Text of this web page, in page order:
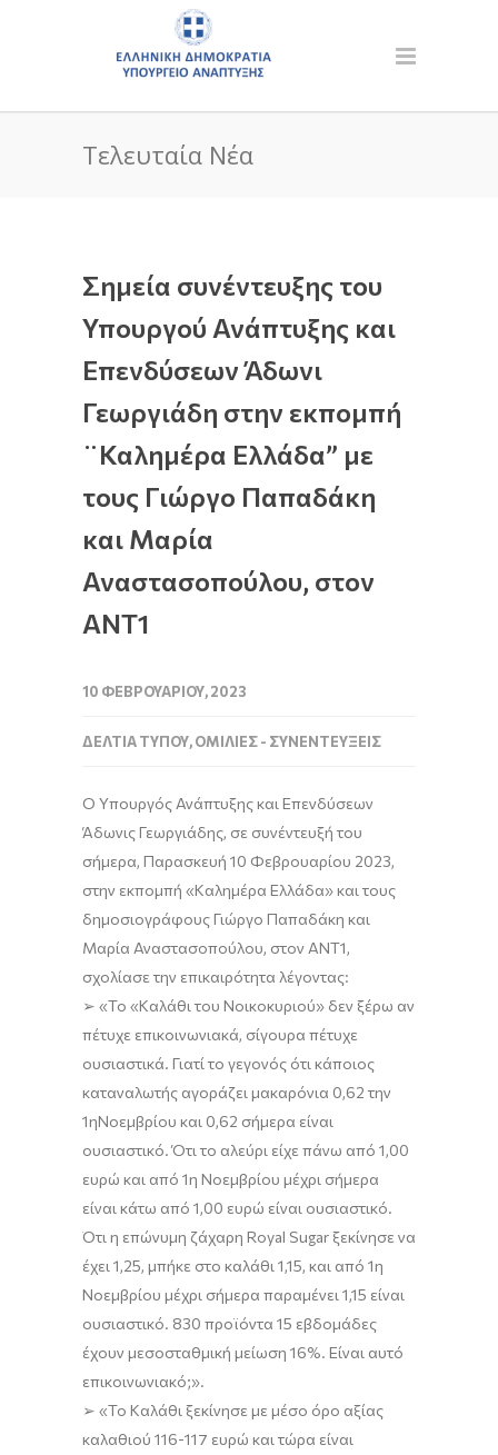
Τελευταία Νέα
Σημεία συνέντευξης του
Υπουργού Ανάπτυξης και
Επενδύσεων Άδωνι
Γεωργιάδη στην εκπομπή
¨Καλημέρα Ελλάδα” με
τους Γιώργο Παπαδάκη
και Μαρία
Αναστασοπούλου, στον
ΑΝΤ1
10 ΦΕΒΡΟΥΑΡΊΟΥ, 2023
ΔΕΛΤΊΑ ΤΎΠΟΥ,ΟΜΙΛΊΕΣ - ΣΥΝΕΝΤΕΎΞΕΙΣ
Ο Υπουργός Ανάπτυξης και Επενδύσεων
Άδωνις Γεωργιάδης, σε συνέντευξή του
σήμερα, Παρασκευή 10 Φεβρουαρίου 2023,
στην εκπομπή «Καλημέρα Ελλάδα» και τους
δημοσιογράφουςΓιώργο Παπαδάκη και
Μαρία Αναστασοπούλου, στον ΑΝΤ1,
σχολίασε την επικαιρότητα λέγοντας:
➢ «Το «Καλάθι του Νοικοκυριού» δεν ξέρω αν
πέτυχε επικοινωνιακά, σίγουρα πέτυχε
ουσιαστικά. Γιατί το γεγονός ότι κάποιος
καταναλωτής αγοράζει μακαρόνια 0,62 την
1ηΝοεμβρίου και 0,62 σήμερα είναι
ουσιαστικό. Ότι το αλεύρι είχε πάνω από 1,00
ευρώ και από 1η Νοεμβρίου μέχρι σήμερα
είναι κάτω από 1,00 ευρώ είναι ουσιαστικό.
Ότι η επώνυμη ζάχαρη Royal Sugarξεκίνησε να
έχει 1,25, μπήκε στο καλάθι 1,15, και από 1η
Νοεμβρίου μέχρι σήμερα παραμένει 1,15 είναι
ουσιαστικό. 830 προϊόντα 15 εβδομάδες
έχουν μεσοσταθμική μείωση 16%. Είναι αυτό
επικοινωνιακό;».
➢ «Το Καλάθι ξεκίνησε με μέσο όρο αξίας
καλαθιού 116-117 ευρώ και τώρα είναι